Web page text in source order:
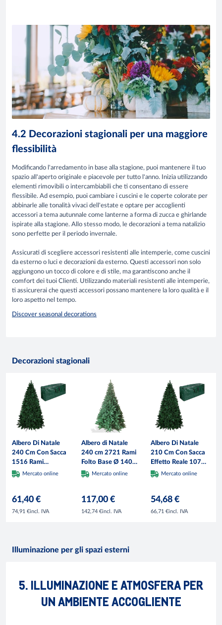
4.2 Decorazioni stagionali per una maggiore
flessibilità
Modificando l'arredamento in base alla stagione, puoi mantenere il tuo
spazio all'aperto originale e piacevole per tutto l'anno. Inizia utilizzando
elementi rimovibili o intercambiabili che ti consentano di essere
flessibile. Ad esempio, puoi cambiare i cuscini e le coperte colorate per
abbinarle alle tonalità vivaci dell'estate e optare per accoglienti
accessori a tema autunnale come lanterne a forma di zucca e ghirlande
ispirate alla stagione. Allo stesso modo, le decorazioni a tema natalizio
sono perfette per il periodo invernale.
Assicurati di scegliere accessori resistenti alle intemperie, come cuscini
da esterno o luci e decorazioni da esterno. Questi accessori non solo
aggiungono un tocco di colore e di stile, ma garantiscono anche il
comfort dei tuoi Clienti. Utilizzando materiali resistenti alle intemperie,
ti assicurerai che questi accessori possano mantenere la loro qualità e il
loro aspetto nel tempo.
Discover seasonal decorations
Decorazioni stagionali
Albero Di Natale
240 Cm Con Sacca
1516 Rami
Foltissimo Rami A
Doppia Foglia
Colorata In PVC
Mercato online
61,40 €
74,91 €incl. IVA
Albero di Natale
240 cm 2721 Rami
Folto Base Ø 140
cm Metallo - Verde
Mercato online
117,00 €
142,74 €incl. IVA
Albero Di Natale
210 Cm Con Sacca
Effetto Reale 1078
Rami Foltissimo
Croce Sicura In
Metallo Doppia
Mercato online
54,68 €
66,71 €incl. IVA
Illuminazione per gli spazi esterni
5. ILLUMINAZIONE E ATMOSFERA PER
UN AMBIENTE ACCOGLIENTE